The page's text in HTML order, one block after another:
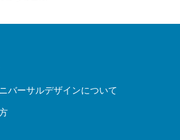
バーサルデザインについて